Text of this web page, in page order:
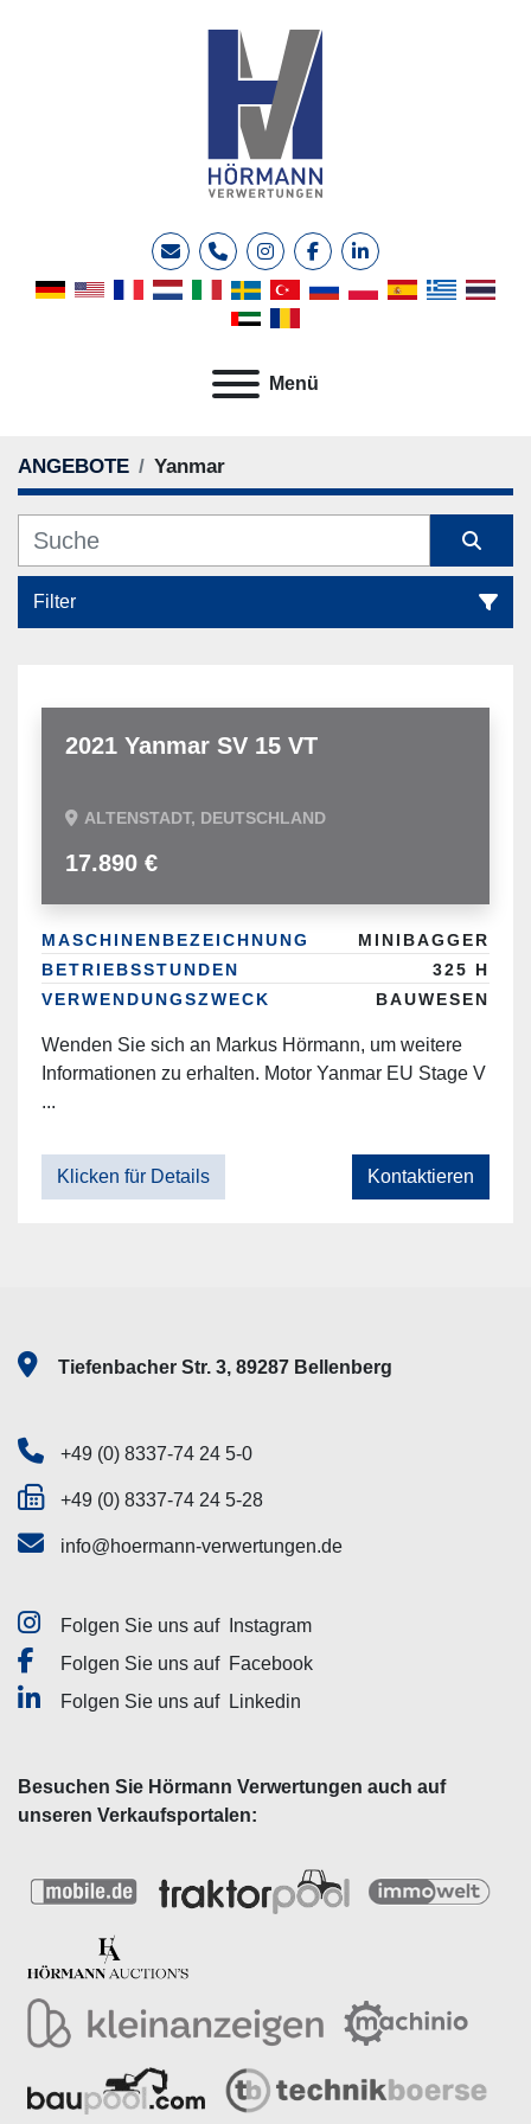
E-MailTelefoninstagramfacebooklinkedin
Menü
ANGEBOTE Yanmar
Filter
Sortieren nach
2021 Yanmar SV 15 VT
ALTENSTADT, DEUTSCHLAND
17.890 €
MASCHINENBEZEICHNUNG
MINIBAGGER
BETRIEBSSTUNDEN
325 H
VERWENDUNGSZWECK
BAUWESEN
Wenden Sie sich an Markus Hörmann, um weitere
Informationen zu erhalten. Motor Yanmar EU Stage V
...
Klicken für Details Kontaktieren
Tiefenbacher Str. 3, 89287 Bellenberg
+49 (0) 8337-74 24 5-0
+49 (0) 8337-74 24 5-28
info@hoermann-verwertungen.de
Folgen Sie uns auf
Instagram
Folgen Sie uns auf Facebook
Folgen Sie uns auf
Linkedin
Besuchen Sie Hörmann Verwertungen auch auf
unseren Verkaufsportalen: